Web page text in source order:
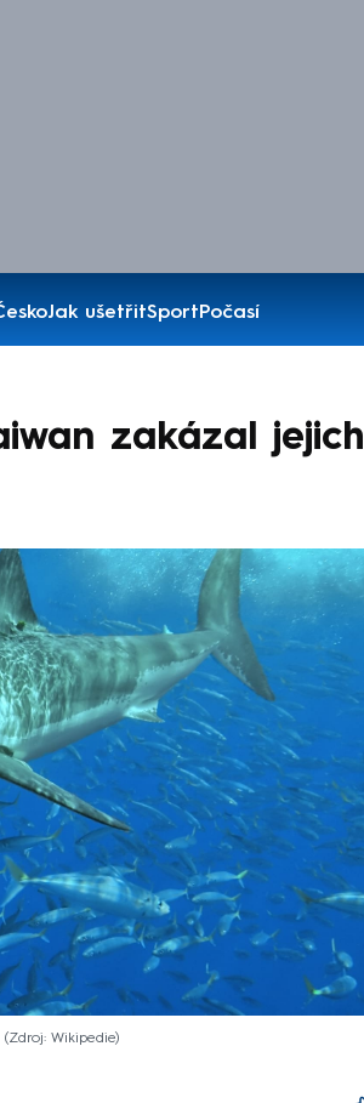
Jak ušetřitSportPočasí
zakázal jejich
Zdroj: Wikipedie